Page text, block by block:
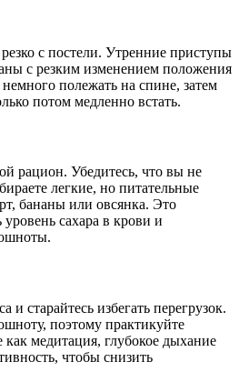
резко с постели. Утренние приступы
с резким изменением положения
полежать на спине, затем
потом медленно встать.
рацион. Убедитесь, что вы не
легкие, но питательные
бананы или овсянка. Это
сахара в крови и
и старайтесь избегать перегрузок.
поэтому практикуйте
медитация, глубокое дыхание
чтобы снизить